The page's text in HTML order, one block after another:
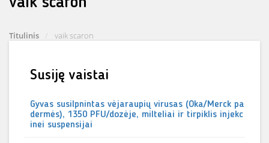
Titulinis vaik scaron
Susiję vaistai
Gyvas susilpnintas vėjaraupių virusas (Oka/Merck pa
dermės), 1350 PFU/dozėje, milteliai ir tirpiklis injekc
inei suspensijai